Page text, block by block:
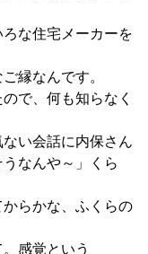
な住宅メーカーを
縁なんです。
で、何も知らなく
い会話に内保さん
なんや～」くら
らかな、ふくらの
感覚という